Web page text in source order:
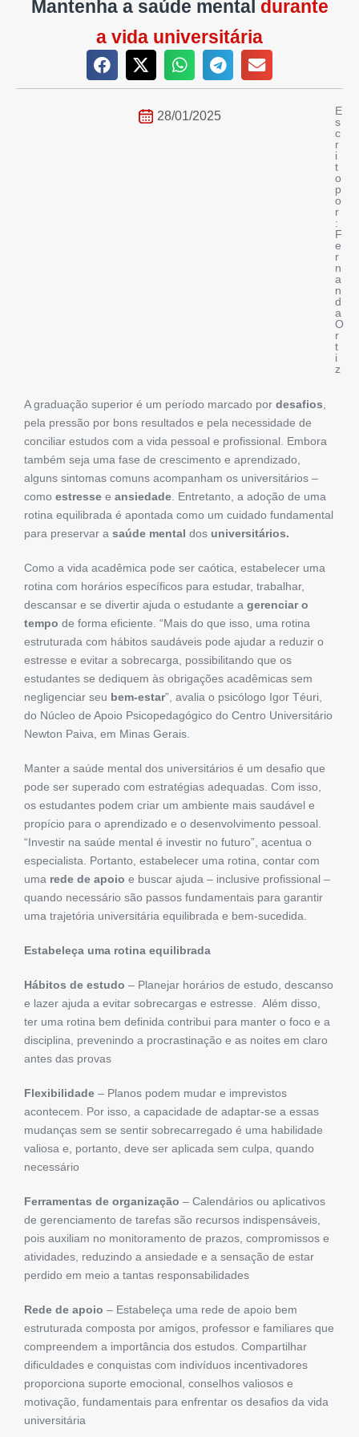
Mantenha a saúde mental durante
a vida universitária
28/01/2025
E
s
c
r
i
t
o
p
o
r
:
F
e
r
n
a
n
d
a
O
r
t
i
z
A graduação superior é um período marcado por desafios,
pela pressão por bons resultados e pela necessidade de
conciliar estudos com a vida pessoal e profissional. Embora
também seja uma fase de crescimento e aprendizado,
alguns sintomas comuns acompanham os universitários –
como estresse e ansiedade. Entretanto, a adoção de uma
rotina equilibrada é apontada como um cuidado fundamental
para preservar a saúde mental dos universitários.
Como a vida acadêmica pode ser caótica, estabelecer uma
rotina com horários específicos para estudar, trabalhar,
descansar e se divertir ajuda o estudante a gerenciar o
tempo de forma eficiente. “Mais do que isso, uma rotina
estruturada com hábitos saudáveis pode ajudar a reduzir o
estresse e evitar a sobrecarga, possibilitando que os
estudantes se dediquem às obrigações acadêmicas sem
negligenciar seu bem-estar”, avalia o psicólogo Igor Téuri,
do Núcleo de Apoio Psicopedagógico do Centro Universitário
Newton Paiva, em Minas Gerais.
Manter a saúde mental dos universitários é um desafio que
pode ser superado com estratégias adequadas. Com isso,
os estudantes podem criar um ambiente mais saudável e
propício para o aprendizado e o desenvolvimento pessoal.
“Investir na saúde mental é investir no futuro”, acentua o
especialista. Portanto, estabelecer uma rotina, contar com
uma rede de apoio e buscar ajuda – inclusive profissional –
quando necessário são passos fundamentais para garantir
uma trajetória universitária equilibrada e bem-sucedida.
Estabeleça uma rotina equilibrada
Hábitos de estudo – Planejar horários de estudo, descanso
e lazer ajuda a evitar sobrecargas e estresse. Além disso,
ter uma rotina bem definida contribui para manter o foco e a
disciplina, prevenindo a procrastinação e as noites em claro
antes das provas
Flexibilidade – Planos podem mudar e imprevistos
acontecem. Por isso, a capacidade de adaptar-se a essas
mudanças sem se sentir sobrecarregado é uma habilidade
valiosa e, portanto, deve ser aplicada sem culpa, quando
necessário
Ferramentas de organização – Calendários ou aplicativos
de gerenciamento de tarefas são recursos indispensáveis,
pois auxiliam no monitoramento de prazos, compromissos e
atividades, reduzindo a ansiedade e a sensação de estar
perdido em meio a tantas responsabilidades
Rede de apoio – Estabeleça uma rede de apoio bem
estruturada composta por amigos, professor e familiares que
compreendem a importância dos estudos. Compartilhar
dificuldades e conquistas com indivíduos incentivadores
proporciona suporte emocional, conselhos valiosos e
motivação, fundamentais para enfrentar os desafios da vida
universitária